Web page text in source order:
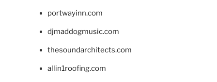
portwayinn.com
djmaddogmusic.com
thesoundarchitects.com
allin1roofing.com